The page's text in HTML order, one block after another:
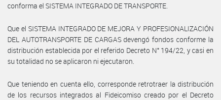
conforma el SISTEMA INTEGRADO DE TRANSPORTE.
Que el SISTEMA INTEGRADO DE MEJORA Y PROFESIONALIZACIÓN
DEL AUTOTRANSPORTE DE CARGAS devengó fondos conforme la
distribución establecida por el referido Decreto N° 194/22, y casi en
su totalidad no se aplicaron ni ejecutaron.
Que teniendo en cuenta ello, corresponde retrotraer la distribución
de los recursos integrados al Fideicomiso creado por el Decreto